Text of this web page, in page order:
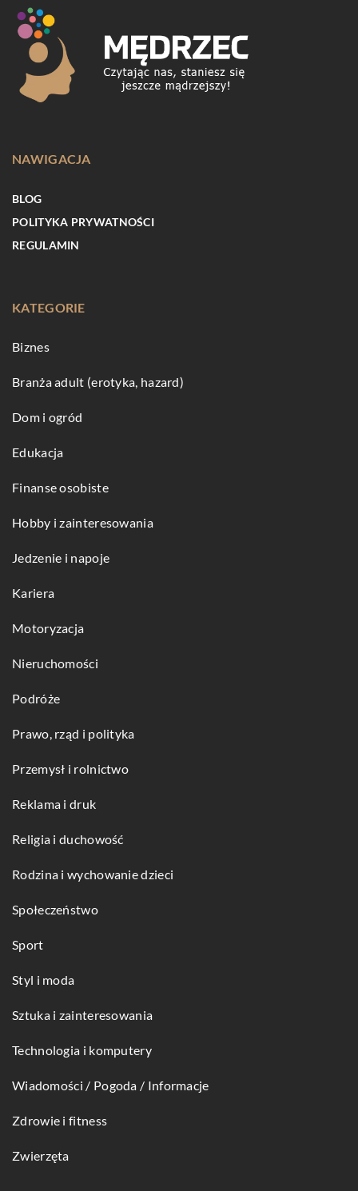
NAWIGACJA
BLOG
POLITYKA PRYWATNOŚCI
REGULAMIN
KATEGORIE
Biznes
Branża adult (erotyka, hazard)
Dom i ogród
Edukacja
Finanse osobiste
Hobby i zainteresowania
Jedzenie i napoje
Kariera
Motoryzacja
Nieruchomości
Podróże
Prawo, rząd i polityka
Przemysł i rolnictwo
Reklama i druk
Religia i duchowość
Rodzina i wychowanie dzieci
Społeczeństwo
Sport
Styl i moda
Sztuka i zainteresowania
Technologia i komputery
Wiadomości / Pogoda / Informacje
Zdrowie i fitness
Zwierzęta